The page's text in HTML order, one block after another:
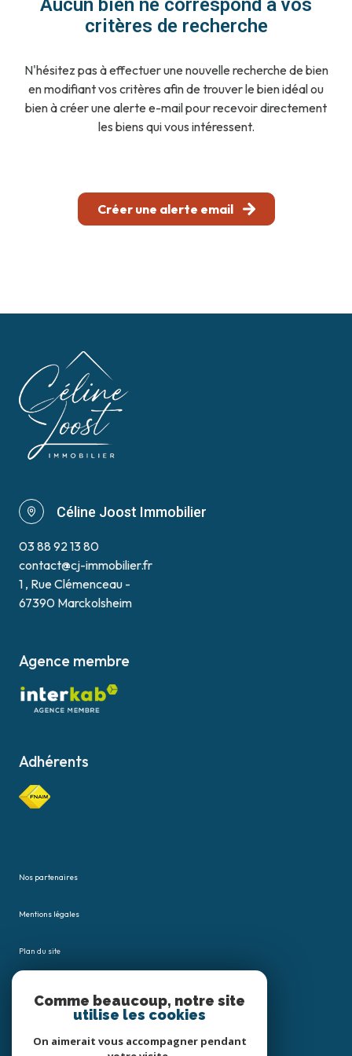
contact
Aucun bien ne correspond à vos
critères de recherche
N'hésitez pas à effectuer une nouvelle recherche de bien
en modifiant vos critères afin de trouver le bien idéal ou
bien à créer une alerte e-mail pour recevoir directement
les biens qui vous intéressent.
Créer une alerte email
Céline Joost Immobilier
03 88 92 13 80
contact@cj-immobilier.fr
1 , Rue Clémenceau -
67390 Marckolsheim
Agence membre
Adhérents
Nos partenaires
Mentions légales
Plan du site
Comme beaucoup, notre site
utilise les cookies
On aimerait vous accompagner pendant